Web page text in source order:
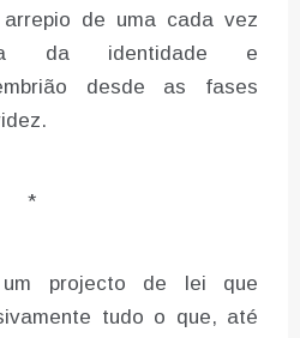
de uma cada vez
da identidade e
desde as fases
*
projecto de lei que
tudo o que, até